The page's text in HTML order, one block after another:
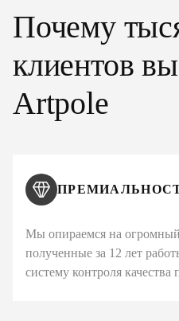
Почему
клиентов
Artpole
Мы опираемся на огромный
полученные за 12 лет
систему контроля качества